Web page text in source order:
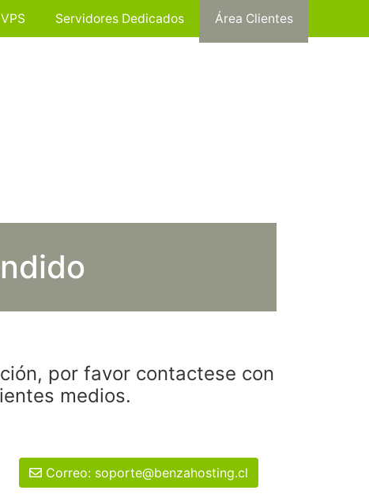
VPS Servidores Dedicados Área Clientes
por favor contactese con
medios.
Correo: soporte@benzahosting.cl